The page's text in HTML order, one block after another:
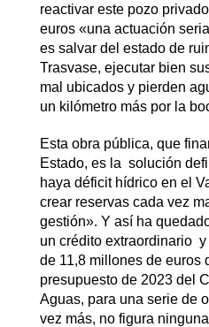
reactivar este pozo
euros «una actuación
es salvar del estado de
Trasvase, ejecutar bien
mal ubicados y pierden
un kilómetro más por la
Esta obra pública, que
Estado, es la solución
haya déficit hídrico en el
crear reservas cada vez
gestión». Y así ha
un crédito extraordinario
de 11,8 millones de euros
presupuesto de 2023 del
Aguas, para una serie de
vez más, no figura